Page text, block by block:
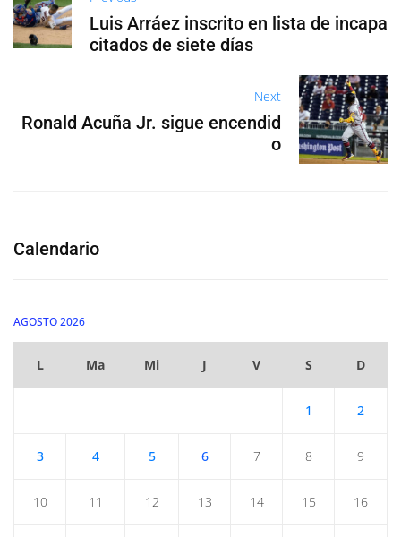
Luis Arráez inscrito en lista de incapa
citados de siete días
Next
Ronald Acuña Jr. sigue encendid
o
Calendario
AGOSTO 2026
L Ma Mi J V S D
1 2
3 4 5 6 7 8 9
10 11 12 13 14 15 16